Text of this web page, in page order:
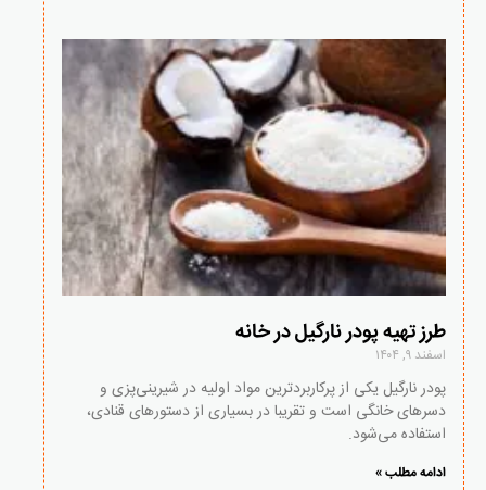
طرز تهیه پودر نارگیل در خانه
اسفند ۹, ۱۴۰۴
پودر نارگیل یکی از پرکاربردترین مواد اولیه در شیرینی‌پزی و
دسرهای خانگی است و تقریبا در بسیاری از دستورهای قنادی،
استفاده می‌شود.
ادامه مطلب »